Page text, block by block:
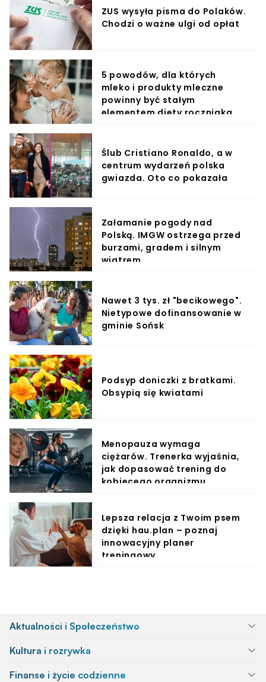
ZUS wysyła pisma do Polaków.
Chodzi o ważne ulgi od opłat
5 powodów, dla których
mleko i produkty mleczne
powinny być stałym
elementem diety roczniaka
Ślub Cristiano Ronaldo, a w
centrum wydarzeń polska
gwiazda. Oto co pokazała
Załamanie pogody nad
Polską. IMGW ostrzega przed
burzami, gradem i silnym
wiatrem
Nawet 3 tys. zł "becikowego".
Nietypowe dofinansowanie w
gminie Sońsk
Podsyp doniczki z bratkami.
Obsypią się kwiatami
Menopauza wymaga
ciężarów. Trenerka wyjaśnia,
jak dopasować trening do
kobiecego organizmu
Lepsza relacja z Twoim psem
dzięki hau.plan – poznaj
innowacyjny planer
treningowy
Aktualności i Społeczeństwo
Kultura i rozrywka
Finanse i życie codzienne